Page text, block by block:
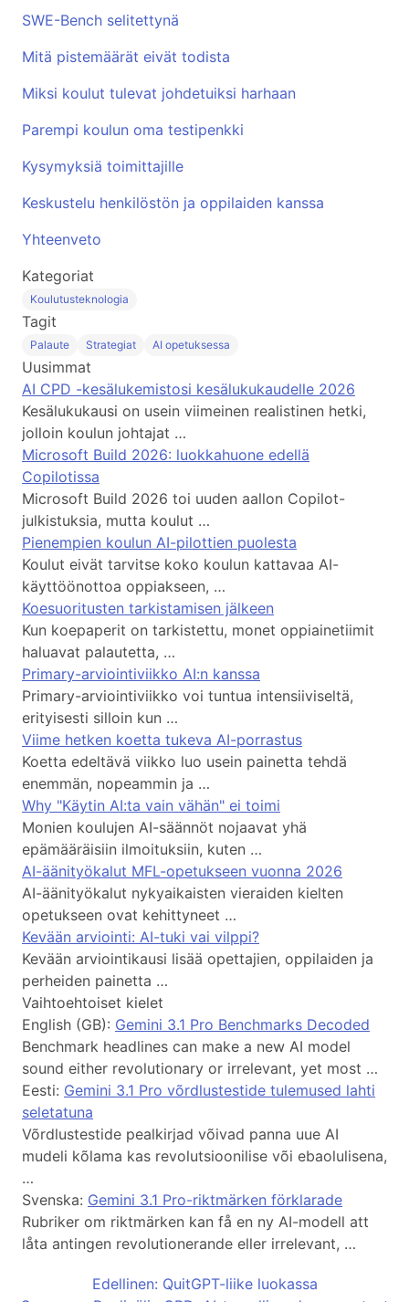
SWE-Bench selitettynä
Mitä pistemäärät eivät todista
Miksi koulut tulevat johdetuiksi harhaan
Parempi koulun oma testipenkki
Kysymyksiä toimittajille
Keskustelu henkilöstön ja oppilaiden kanssa
Yhteenveto
Kategoriat
Koulutusteknologia
Tagit
Palaute Strategiat AI opetuksessa
Uusimmat
AI CPD -kesälukemistosi kesälukukaudelle 2026
Kesälukukausi on usein viimeinen realistinen hetki,
jolloin koulun johtajat …
Microsoft Build 2026: luokkahuone edellä
Copilotissa
Microsoft Build 2026 toi uuden aallon Copilot-
julkistuksia, mutta koulut …
Pienempien koulun AI-pilottien puolesta
Koulut eivät tarvitse koko koulun kattavaa AI-
käyttöönottoa oppiakseen, …
Koesuoritusten tarkistamisen jälkeen
Kun koepaperit on tarkistettu, monet oppiainetiimit
haluavat palautetta, …
Primary-arviointiviikko AI:n kanssa
Primary-arviointiviikko voi tuntua intensiiviseltä,
erityisesti silloin kun …
Viime hetken koetta tukeva AI-porrastus
Koetta edeltävä viikko luo usein painetta tehdä
enemmän, nopeammin ja …
Why "Käytin AI:ta vain vähän" ei toimi
Monien koulujen AI-säännöt nojaavat yhä
epämääräisiin ilmoituksiin, kuten …
AI-äänityökalut MFL-opetukseen vuonna 2026
AI-äänityökalut nykyaikaisten vieraiden kielten
opetukseen ovat kehittyneet …
Kevään arviointi: AI-tuki vai vilppi?
Kevään arviointikausi lisää opettajien, oppilaiden ja
perheiden painetta …
Vaihtoehtoiset kielet
English (GB): Gemini 3.1 Pro Benchmarks Decoded
Benchmark headlines can make a new AI model
sound either revolutionary or irrelevant, yet most …
Eesti: Gemini 3.1 Pro võrdlustestide tulemused lahti
seletatuna
Võrdlustestide pealkirjad võivad panna uue AI
mudeli kõlama kas revolutsioonilise või ebaolulisena,
…
Svenska: Gemini 3.1 Pro-riktmärken förklarade
Rubriker om riktmärken kan få en ny AI-modell att
låta antingen revolutionerande eller irrelevant, …
Edellinen: QuitGPT-liike luokassa